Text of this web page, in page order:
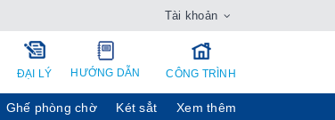
Tài khoản
ĐẠI LÝ HƯỚNG DẪN CÔNG TRÌNH
Ghế phòng chờ Két sẳt Xem thêm